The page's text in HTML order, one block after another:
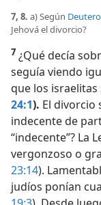
7, 8. a) Según
Jehová el divorcio?
7 ¿Qué decía
seguía viendo
que los
24:1). El divorcio
indecente de
“indecente”? La
vergonzoso o
23:14).
judíos ponían